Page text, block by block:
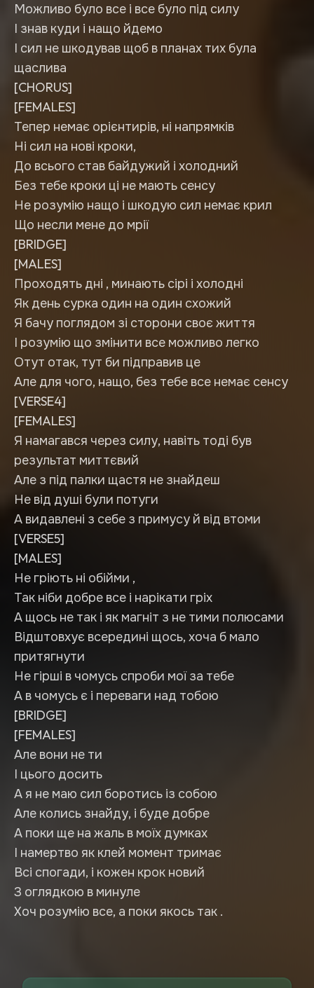
Можливо було все і все було під силу
І знав куди і нащо йдемо
І сил не шкодував щоб в планах тих була
щаслива
[CHORUS]
[FEMALES]
Тепер немає орієнтирів, ні напрямків
Ні сил на нові кроки,
До всього став байдужий і холодний
Без тебе кроки ці не мають сенсу
Не розумію нащо і шкодую сил немає крил
Що несли мене до мрії
[BRIDGE]
[MALES]
Проходять дні , минають сірі і холодні
Як день сурка один на один схожий
Я бачу поглядом зі сторони своє життя
І розумію що змінити все можливо легко
Отут отак, тут би підправив це
Але для чого, нащо, без тебе все немає сенсу
[VERSE4]
[FEMALES]
Я намагався через силу, навіть тоді був
результат миттєвий
Але з під палки щастя не знайдеш
Не від душі були потуги
А видавлені з себе з примусу й від втоми
[VERSE5]
[MALES]
Не гріють ні обійми ,
Так ніби добре все і нарікати гріх
А щось не так і як магніт з не тими полюсами
Відштовхує всередині щось, хоча б мало
притягнути
Не гірші в чомусь спроби мої за тебе
А в чомусь є і переваги над тобою
[BRIDGE]
[FEMALES]
Але вони не ти
І цього досить
А я не маю сил боротись із собою
Але колись знайду, і буде добре
А поки ще на жаль в моїх думках
І намертво як клей момент тримає
Всі спогади, і кожен крок новий
З оглядкою в минуле
Хоч розумію все, а поки якось так .